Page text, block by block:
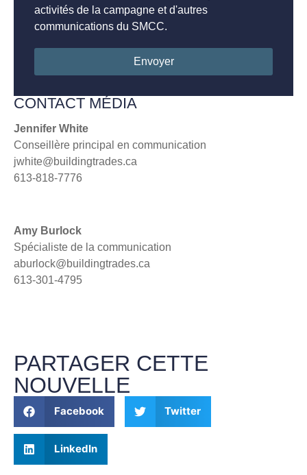
activités de la campagne et d'autres
communications du SMCC.
Envoyer
CONTACT MÉDIA
Jennifer White
Conseillère principal en communication
jwhite@buildingtrades.ca
613-818-7776
Amy Burlock
Spécialiste de la communication
aburlock@buildingtrades.ca
613-301-4795
PARTAGER CETTE
NOUVELLE
Facebook Twitter
LinkedIn